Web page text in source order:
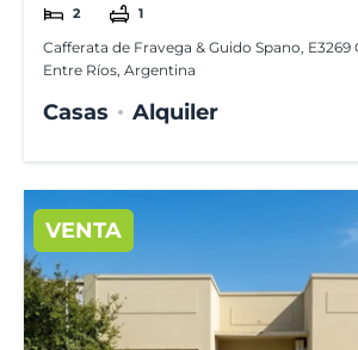
2 1
Cafferata de Fravega & Guido Spano, E3269
Entre Ríos, Argentina
Casas Alquiler
VENTA